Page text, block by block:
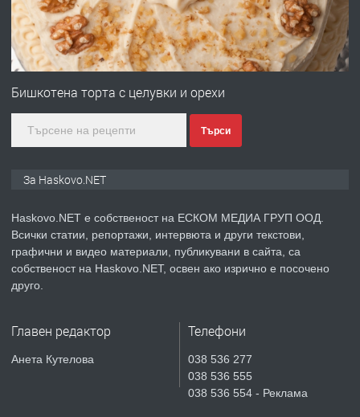
преди 2 дни
ПРЕДЛАГА
ПРОСТОРЕН ТРИСТАЕН
КУБА
преди 3 дни
ПРЕДЛАГА СГЛОБЯВАНЕ НА МЕБЕЛИ.
№4119 Едностаен обзаведен
Бишкотена торта с целувки и орехи
Търси
За Haskovo.NET
Haskovo.NET е собственост на ЕСКОМ МЕДИА ГРУП ООД.
Всички статии, репортажи, интервюта и други текстови,
графични и видео материали, публикувани в сайта, са
собственост на Haskovo.NET, освен ако изрично е посочено
друго.
Главен редактор
Анета Кутелова
Телефони
038 536 277
038 536 555
038 536 554 - Реклама